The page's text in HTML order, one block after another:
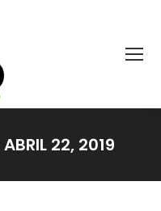
ABRIL 22, 2019